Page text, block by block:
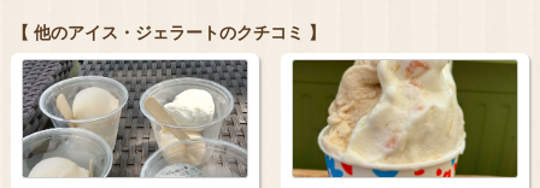
【 他のアイス・ジェラートのクチコミ 】